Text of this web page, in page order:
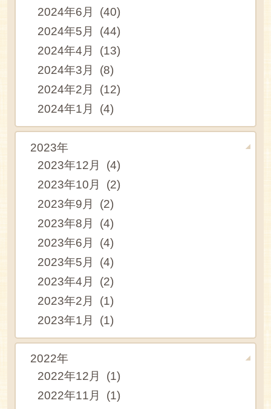
2024年6月 (40)
2024年5月 (44)
2024年4月 (13)
2024年3月 (8)
2024年2月 (12)
2024年1月 (4)
2023年
2023年12月 (4)
2023年10月 (2)
2023年9月 (2)
2023年8月 (4)
2023年6月 (4)
2023年5月 (4)
2023年4月 (2)
2023年2月 (1)
2023年1月 (1)
2022年
2022年12月 (1)
2022年11月 (1)